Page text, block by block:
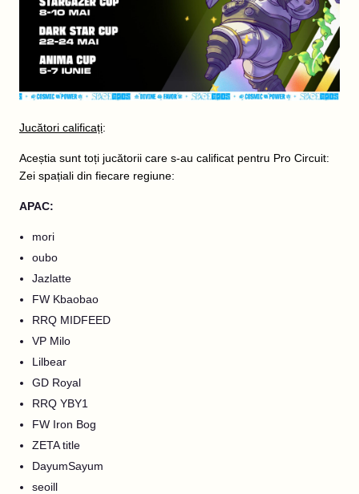
Jucători calificați:
Aceștia sunt toți jucătorii care s-au calificat pentru Pro Circuit:
Zei spațiali din fiecare regiune:
APAC:
mori
oubo
Jazlatte
FW Kbaobao
RRQ MIDFEED
VP Milo
Lilbear
GD Royal
RRQ YBY1
FW Iron Bog
ZETA title
DayumSayum
seoill